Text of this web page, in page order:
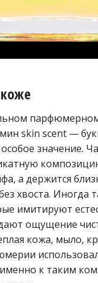
skin scent —
значение.
а держится
хвоста. Иногда
имитируют
ощущение
кожа, мыло,
к таким